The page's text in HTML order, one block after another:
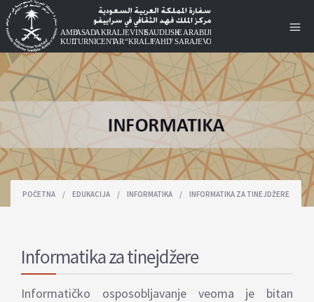
POČETNA / EDUKACIJA / INFORMATIKA / INFORMATIKA ZA TINEJDŽERE
Informatika za tinejdžere
Informatičko osposobljavanje veoma je bitan